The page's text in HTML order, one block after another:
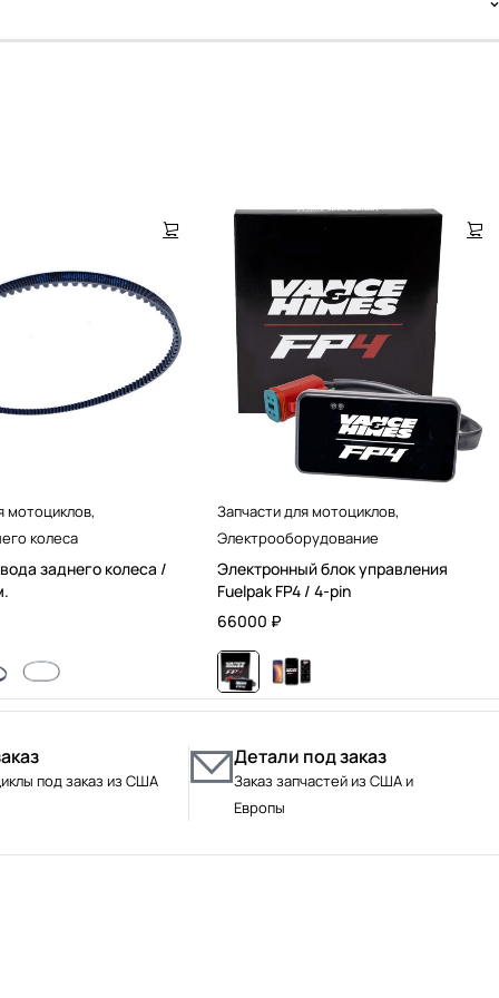
мотоциклов,
колеса
заднего колеса /
Запчасти для мотоциклов,
Электрооборудование
Электронный блок управления
Fuelpak FP4 / 4-pin
66000 ₽
под заказ из США
Детали под заказ
Заказ запчастей из США и
Европы